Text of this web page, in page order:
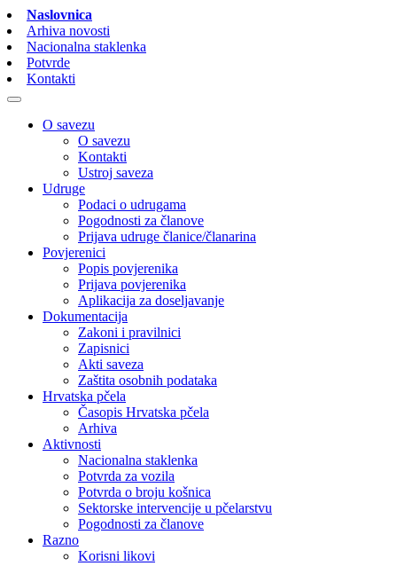
Naslovnica
Arhiva novosti
Nacionalna staklenka
Potvrde
Kontakti
O savezu
O savezu
Kontakti
Ustroj saveza
Udruge
Podaci o udrugama
Pogodnosti za članove
Prijava udruge članice/članarina
Povjerenici
Popis povjerenika
Prijava povjerenika
Aplikacija za doseljavanje
Dokumentacija
Zakoni i pravilnici
Zapisnici
Akti saveza
Zaštita osobnih podataka
Hrvatska pčela
Časopis Hrvatska pčela
Arhiva
Aktivnosti
Nacionalna staklenka
Potvrda za vozila
Potvrda o broju košnica
Sektorske intervencije u pčelarstvu
Pogodnosti za članove
Razno
Korisni likovi